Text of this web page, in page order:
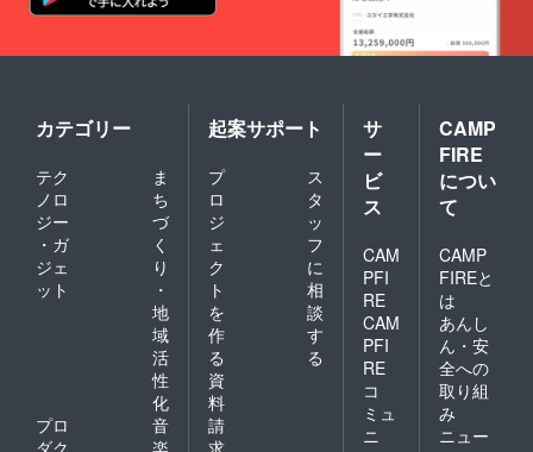
カテゴリー
テク
ノロ
ジー
・ガ
ジェ
ット
ま
ち
づ
く
り
・
地
域
活
性
化
プロ
音
起案サポート
プ
ロ
ジ
ェ
ク
ト
を
作
る
ス
タ
ッ
フ
に
相
談
す
る
資
料
請
サ
ー
ビ
ス
CAM
PFI
RE
CAM
PFI
RE
コ
ミュ
ニ
CAMP
FIRE
につい
て
CAMP
FIREと
は
あんし
ん・安
全への
取り組
み
ニュー